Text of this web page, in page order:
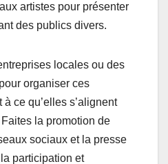
artistes pour présenter
des publics divers.
locales ou des
organiser ces
ce qu’elles s’alignent
la promotion de
sociaux et la presse
participation et